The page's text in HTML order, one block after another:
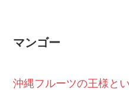
マンゴー
沖縄フルーツの王様と